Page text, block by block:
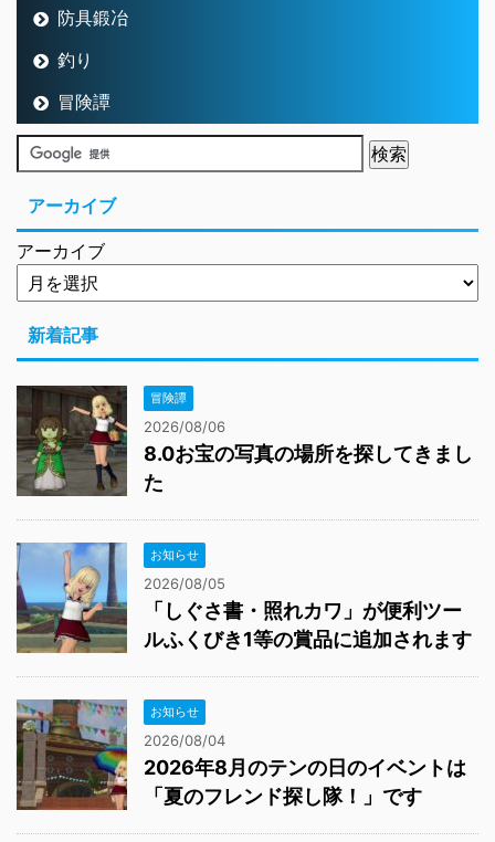
防具鍛冶
釣り
冒険譚
アーカイブ
アーカイブ
新着記事
冒険譚
2026/08/06
8.0お宝の写真の場所を探してきまし
た
お知らせ
2026/08/05
「しぐさ書・照れカワ」が便利ツー
ルふくびき1等の賞品に追加されます
お知らせ
2026/08/04
2026年8月のテンの日のイベントは
「夏のフレンド探し隊！」です